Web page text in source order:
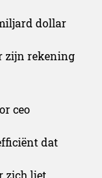
dollar
zijn rekening
ceo
dat
zich liet.